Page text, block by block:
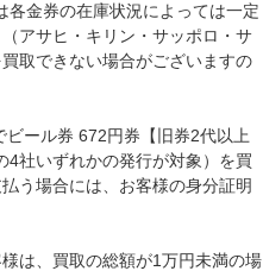
金券の在庫状況によっては一定
アサヒ・キリン・サッポロ・サ
取できない場合がございますの
ール券 672円券【旧券2代以上
4社いずれかの発行が対象）を買
う場合には、お客様の身分証明
は、買取の総額が1万円未満の場